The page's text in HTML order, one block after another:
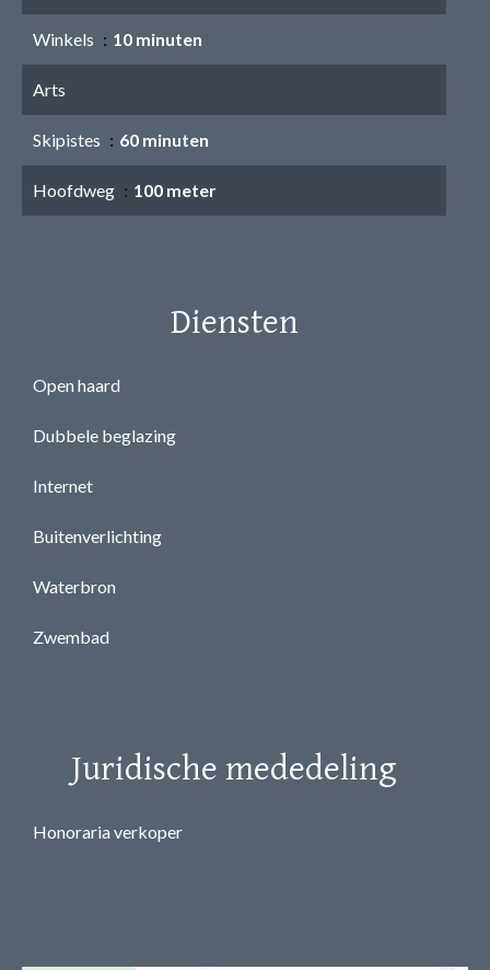
Winkels 10 minuten
Arts
Skipistes 60 minuten
Hoofdweg 100 meter
Diensten
Open haard
Dubbele beglazing
Internet
Buitenverlichting
Waterbron
Zwembad
Juridische mededeling
Honoraria verkoper